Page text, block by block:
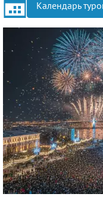
Железнодорожные
Круизы
Календарь